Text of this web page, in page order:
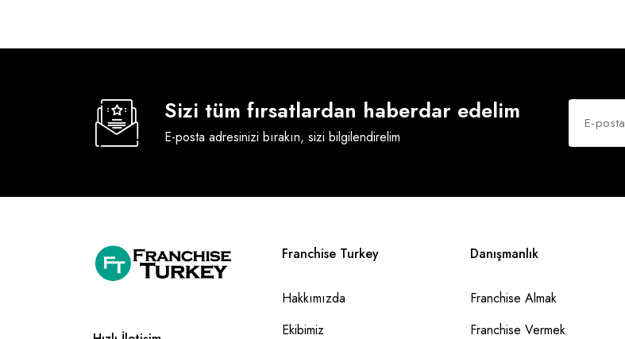
Sizi tüm fırsatlardan haberdar edelim
E-posta adresinizi bırakın, sizi bilgilendirelim
Franchise Turkey
Hakkımızda
Ekibimiz
Danışmanlık
Franchise Almak
Franchise Vermek